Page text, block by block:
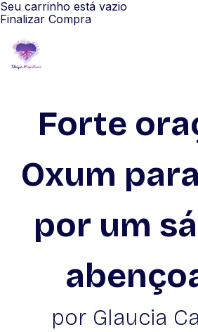
Seu carrinho está vazio
Finalizar Compra
Forte
Oxum
por um
por Glaucia